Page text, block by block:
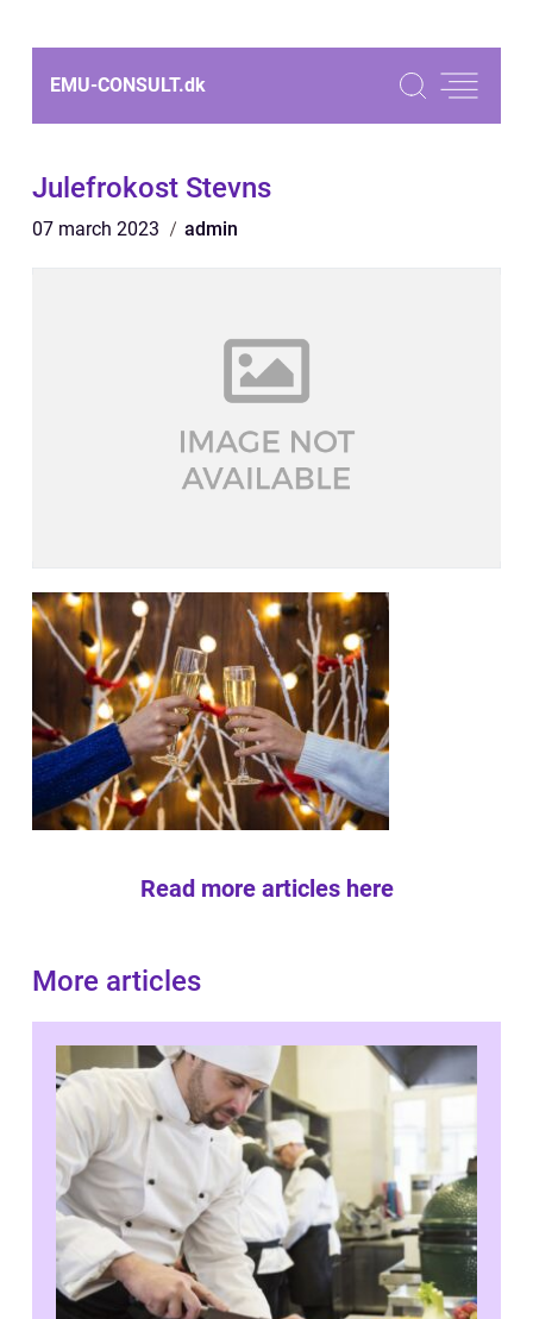
EMU-CONSULT.dk
Julefrokost Stevns
07 march 2023 admin
Read more articles here
More articles